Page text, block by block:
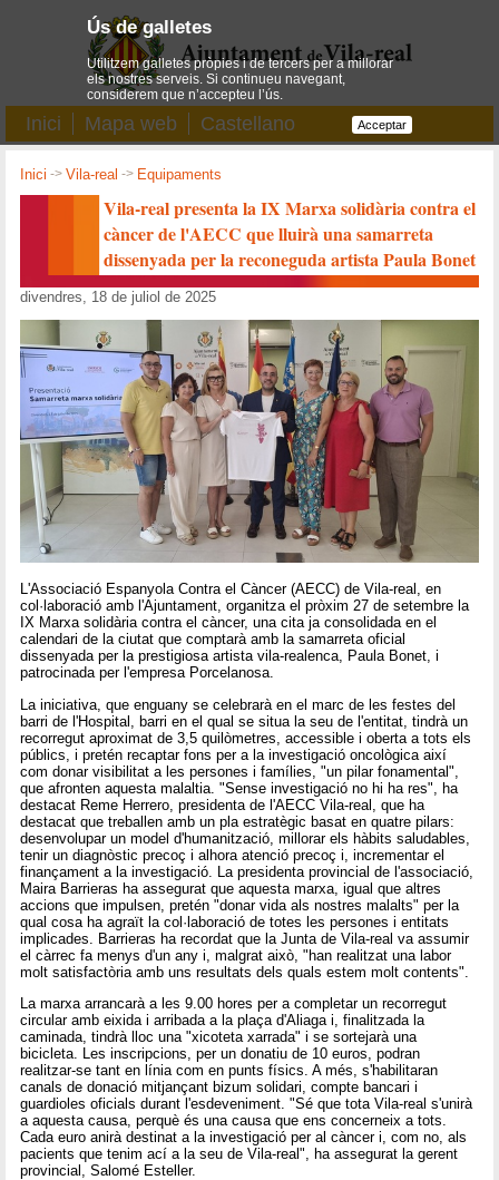
Inici Mapa web Castellano
Inici ->Vila-real -> Equipaments
Vila-real presenta la IX Marxa solidària contra el
càncer de l'AECC que lluirà una samarreta
dissenyada per la reconeguda artista Paula Bonet
divendres, 18 de juliol de 2025
L'Associació Espanyola Contra el Càncer (AECC) de Vila-real, en
col·laboració amb l'Ajuntament, organitza el pròxim 27 de setembre la
IX Marxa solidària contra el càncer, una cita ja consolidada en el
calendari de la ciutat que comptarà amb la samarreta oficial
dissenyada per la prestigiosa artista vila-realenca, Paula Bonet, i
patrocinada per l'empresa Porcelanosa.
La iniciativa, que enguany se celebrarà en el marc de les festes del
barri de l'Hospital, barri en el qual se situa la seu de l'entitat, tindrà un
recorregut aproximat de 3,5 quilòmetres, accessible i oberta a tots els
públics, i pretén recaptar fons per a la investigació oncològica així
com donar visibilitat a les persones i famílies, "un pilar fonamental",
que afronten aquesta malaltia. "Sense investigació no hi ha res", ha
destacat Reme Herrero, presidenta de l'AECC Vila-real, que ha
destacat que treballen amb un pla estratègic basat en quatre pilars:
desenvolupar un model d'humanització, millorar els hàbits saludables,
tenir un diagnòstic precoç i alhora atenció precoç i, incrementar el
finançament a la investigació. La presidenta provincial de l'associació,
Maira Barrieras ha assegurat que aquesta marxa, igual que altres
accions que impulsen, pretén "donar vida als nostres malalts" per la
qual cosa ha agraït la col·laboració de totes les persones i entitats
implicades. Barrieras ha recordat que la Junta de Vila-real va assumir
el càrrec fa menys d'un any i, malgrat això, "han realitzat una labor
molt satisfactòria amb uns resultats dels quals estem molt contents".
La marxa arrancarà a les 9.00 hores per a completar un recorregut
circular amb eixida i arribada a la plaça d'Aliaga i, finalitzada la
caminada, tindrà lloc una "xicoteta xarrada" i se sortejarà una
bicicleta. Les inscripcions, per un donatiu de 10 euros, podran
realitzar-se tant en línia com en punts físics. A més, s'habilitaran
canals de donació mitjançant bizum solidari, compte bancari i
guardioles oficials durant l'esdeveniment. "Sé que tota Vila-real s'unirà
a aquesta causa, perquè és una causa que ens concerneix a tots.
Cada euro anirà destinat a la investigació per al càncer i, com no, als
pacients que tenim ací a la seu de Vila-real", ha assegurat la gerent
provincial, Salomé Esteller.
Ús de galletes
Utilitzem galletes pròpies i de tercers per a millorar
els nostres serveis. Si continueu navegant,
considerem que n’accepteu l’ús.
Acceptar